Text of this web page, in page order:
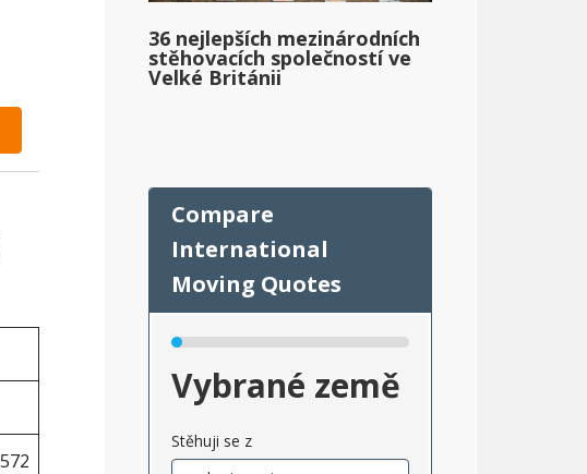
36 nejlepších mezinárodních
stěhovacích společností ve
Velké Británii
Vybrané země
Stěhuji se z